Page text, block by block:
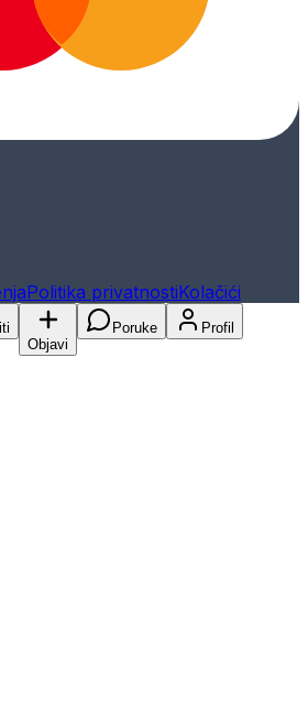
Politika privatnostiKolačići
Objavi
Poruke Profil